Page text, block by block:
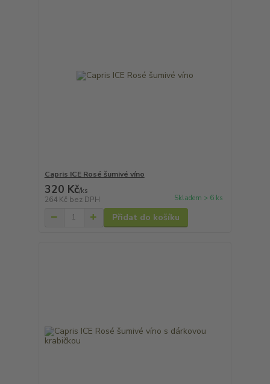
Capris ICE Rosé šumivé víno
320 Kč/ks
264 Kč bez DPH Skladem > 6 ks
Přidat do košíku